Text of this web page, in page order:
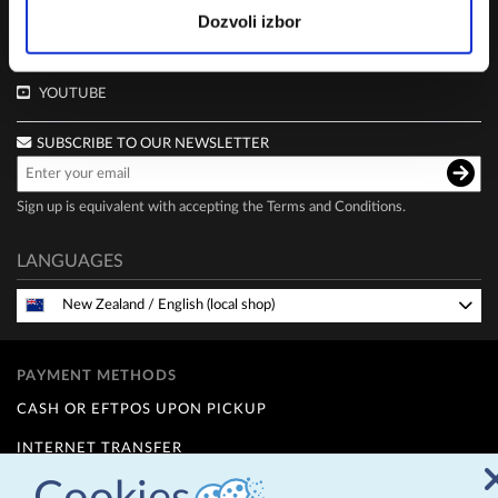
Dozvoli izbor
FACEBOOK
YOUTUBE
SUBSCRIBE TO OUR NEWSLETTER
Sign up is equivalent with accepting the Terms and Conditions.
LANGUAGES
New Zealand / English (local shop)
PAYMENT METHODS
CASH OR EFTPOS UPON PICKUP
INTERNET TRANSFER
FINANCE OPTIONS (Q CARD)